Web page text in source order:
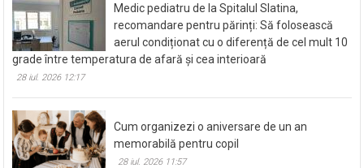
Medic pediatru de la Spitalul Slatina,
recomandare pentru părinți: Să folosească
aerul condiționat cu o diferență de cel mult 10
grade între temperatura de afară și cea interioară
28 iul. 2026 12:17
Cum organizezi o aniversare de un an
memorabilă pentru copil
28 iul. 2026 11:57